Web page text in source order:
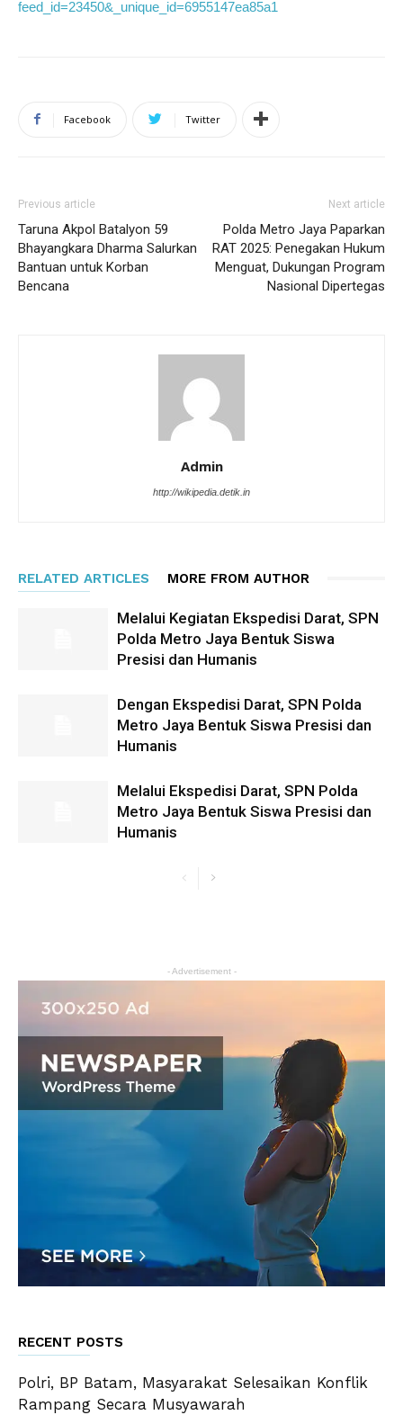
feed_id=23450&_unique_id=6955147ea85a1
Facebook Twitter
Previous article
Taruna Akpol Batalyon 59
Bhayangkara Dharma Salurkan
Bantuan untuk Korban
Bencana
Next article
Polda Metro Jaya Paparkan
RAT 2025: Penegakan Hukum
Menguat, Dukungan Program
Nasional Dipertegas
Admin
http://wikipedia.detik.in
RELATED ARTICLES MORE FROM AUTHOR
Melalui Kegiatan Ekspedisi Darat, SPN
Polda Metro Jaya Bentuk Siswa
Presisi dan Humanis
Dengan Ekspedisi Darat, SPN Polda
Metro Jaya Bentuk Siswa Presisi dan
Humanis
Melalui Ekspedisi Darat, SPN Polda
Metro Jaya Bentuk Siswa Presisi dan
Humanis
- Advertisement -
RECENT POSTS
Polri, BP Batam, Masyarakat Selesaikan Konflik
Rampang Secara Musyawarah